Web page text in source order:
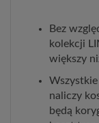
Bez
kolekcji
większy
naliczy
będą